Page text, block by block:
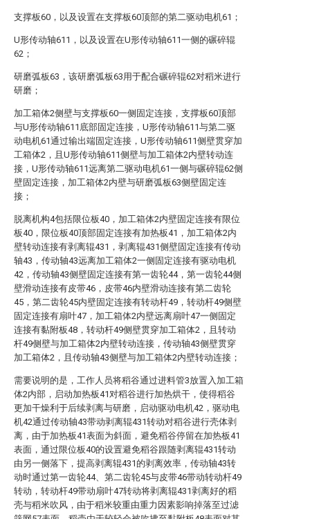
支撑板60，以及设置在支撑板60顶部的第二驱动电机61；
U形传动轴611，以及设置在U形传动轴611一侧的碾碎辊
62；
研磨弧板63，该研磨弧板63用于配合碾碎辊62对稻米进行
研磨；
加工箱体2侧壁与支撑板60一侧固定连接，支撑板60顶部
与U形传动轴611底部固定连接，U形传动轴611与第二驱
动电机61通过输出端固定连接，U形传动轴611侧壁贯穿加
工箱体2，且U形传动轴611侧壁与加工箱体2内壁转动连
接，U形传动轴611远离第二驱动电机61一侧与碾碎辊62侧
壁固定连接，加工箱体2内壁与研磨弧板63侧壁固定连
接；
脱离机构4包括限位板40，加工箱体2内壁固定连接有限位
板40，限位板40顶部固定连接有加热板41，加工箱体2内
壁转动连接有剥离辊431，剥离辊431侧壁固定连接有传动
轴43，传动轴43远离加工箱体2一侧固定连接有驱动电机
42，传动轴43侧壁固定连接有第一齿轮44，第一齿轮44侧
壁滑动连接有皮带46，皮带46内壁滑动连接有第二齿轮
45，第二齿轮45内壁固定连接有转动杆49，转动杆49侧壁
固定连接有扇叶47，加工箱体2内壁远离扇叶47一侧固定
连接有黏附板48，转动杆49侧壁贯穿加工箱体2，且转动
杆49侧壁与加工箱体2内壁转动连接，传动轴43侧壁贯穿
加工箱体2，且传动轴43侧壁与加工箱体2内壁转动连接；
需要说明的是，工作人员将稻谷通过进料管3放置入加工箱
体2内部，启动加热板41对稻谷进行加热烘干，使得稻谷
更加干燥利于后续剥离与研磨，启动驱动电机42，驱动电
机42通过传动轴43带动剥离辊431转动对稻谷进行壳体剥
离，由于加热板41表面为斜面，避免稻谷停留在加热板41
表面，通过限位板40的设置避免稻谷跟随剥离辊431转动
由另一侧落下，提高剥离辊431的剥离效率，传动轴43转
动时通过第一齿轮44、第二齿轮45与皮带46带动转动杆49
转动，转动杆49带动扇叶47转动将剥离辊431剥离好的稻
壳与稻米吹风，由于稻米较重由重力因素影响掉落至过滤